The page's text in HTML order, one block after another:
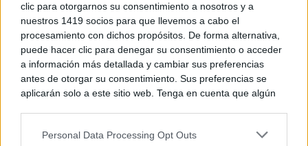
clic para otorgarnos su consentimiento a nosotros y a
nuestros 1419 socios para que llevemos a cabo el
procesamiento con dichos propósitos. De forma alternativa,
puede hacer clic para denegar su consentimiento o acceder
a información más detallada y cambiar sus preferencias
antes de otorgar su consentimiento. Sus preferencias se
aplicarán solo a este sitio web. Tenga en cuenta que algún
rechazar tal procesamiento. Puede cambiar sus preferencias
Personal Data Processing Opt Outs
TOMELLOSO
CERES abrirá sus puertas para
derribar estigmas en torno a
las adicciones el próximo 14 de
noviembre
11/11/2025
CERES celebró una jornada
deportiva para promover el
del Día Mundial de la Salud